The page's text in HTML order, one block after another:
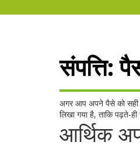
संपत्ति:
अगर आप अपने पैसे को सही
लिखा गया है, ताकि
आर्थिक